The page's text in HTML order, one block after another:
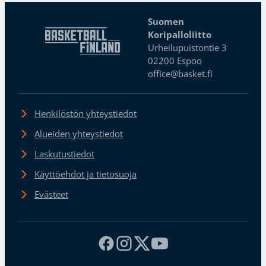
Suomen
Koripalloliitto
Urheilupuistontie 3
02200 Espoo
office@basket.fi
Henkilöstön yhteystiedot
Alueiden yhteystiedot
Laskutustiedot
Käyttöehdot ja tietosuoja
Evästeet